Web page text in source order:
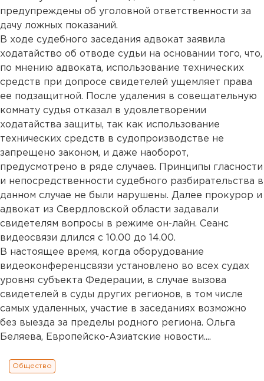
предупреждены об уголовной ответственности за
дачу ложных показаний.
В ходе судебного заседания адвокат заявила
ходатайство об отводе судьи на основании того, что,
по мнению адвоката, использование технических
средств при допросе свидетелей ущемляет права
ее подзащитной. После удаления в совещательную
комнату судья отказал в удовлетворении
ходатайства защиты, так как использование
технических средств в судопроизводстве не
запрещено законом, и даже наоборот,
предусмотрено в ряде случаев. Принципы гласности
и непосредственности судебного разбирательства в
данном случае не были нарушены. Далее прокурор и
адвокат из Свердловской области задавали
свидетелям вопросы в режиме он-лайн. Сеанс
видеосвязи длился с 10.00 до 14.00.
В настоящее время, когда оборудование
видеоконференцсвязи установлено во всех судах
уровня субъекта Федерации, в случае вызова
свидетелей в суды других регионов, в том числе
самых удаленных, участие в заседаниях возможно
без выезда за пределы родного региона. Ольга
Беляева, Европейско-Азиатские новости....
Общество